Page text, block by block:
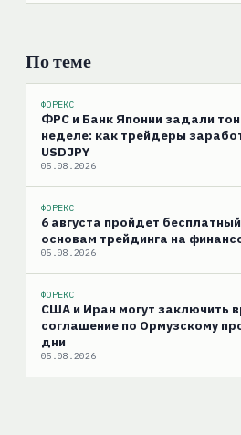
По теме
ФОРЕКС
ФРС и Банк Японии задали
неделе: как трейдеры
USDJPY
05.08.2026
ФОРЕКС
6 августа пройдет
основам трейдинга на
05.08.2026
ФОРЕКС
США и Иран могут заключить
соглашение по Ормузскому
дни
05.08.2026